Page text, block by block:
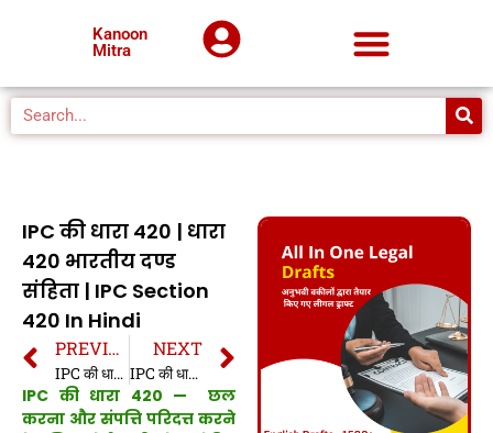
Kanoon
Mitra
IPC की धारा 420 | धारा
420 भारतीय दण्ड
संहिता | IPC Section
420 In Hindi
PREVIOUS
IPC की धारा 419 | धारा 419 भारतीय दण्ड संहिता | IPC Section 419 In Hindi
NEXT
IPC की धारा 421 | धारा 421 भारतीय दण्ड संहिता | IPC Section 421 In Hindi
IPC की धारा 420 — छल
करना और संपत्ति परिदत्त करने